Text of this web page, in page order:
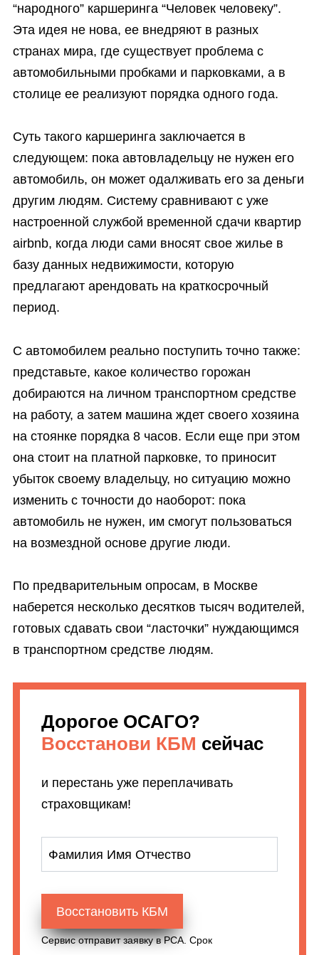
“народного” каршеринга “Человек человеку”.
Эта идея не нова, ее внедряют в разных
странах мира, где существует проблема с
автомобильными пробками и парковками, а в
столице ее реализуют порядка одного года.
Суть такого каршеринга заключается в
следующем: пока автовладельцу не нужен его
автомобиль, он может одалживать его за деньги
другим людям. Систему сравнивают с уже
настроенной службой временной сдачи квартир
airbnb, когда люди сами вносят свое жилье в
базу данных недвижимости, которую
предлагают арендовать на краткосрочный
период.
С автомобилем реально поступить точно также:
представьте, какое количество горожан
добираются на личном транспортном средстве
на работу, а затем машина ждет своего хозяина
на стоянке порядка 8 часов. Если еще при этом
она стоит на платной парковке, то приносит
убыток своему владельцу, но ситуацию можно
изменить с точности до наоборот: пока
автомобиль не нужен, им смогут пользоваться
на возмездной основе другие люди.
По предварительным опросам, в Москве
наберется несколько десятков тысяч водителей,
готовых сдавать свои “ласточки” нуждающимся
в транспортном средстве людям.
Дорогое ОСАГО?
Восстанови КБМ сейчас
и перестань уже переплачивать
страховщикам!
Фамилия Имя Отчество
Восстановить КБМ
Сервис отправит заявку в РСА. Срок